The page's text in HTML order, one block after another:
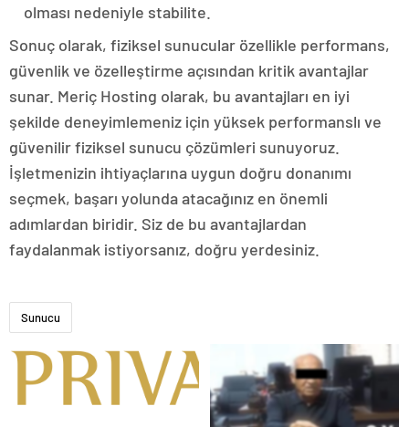
olması nedeniyle stabilite.
Sonuç olarak, fiziksel sunucular özellikle performans,
güvenlik ve özelleştirme açısından kritik avantajlar
sunar. Meriç Hosting olarak, bu avantajları en iyi
şekilde deneyimlemeniz için yüksek performanslı ve
güvenilir fiziksel sunucu çözümleri sunuyoruz.
İşletmenizin ihtiyaçlarına uygun doğru donanımı
seçmek, başarı yolunda atacağınız en önemli
adımlardan biridir. Siz de bu avantajlardan
faydalanmak istiyorsanız, doğru yerdesiniz.
Sunucu